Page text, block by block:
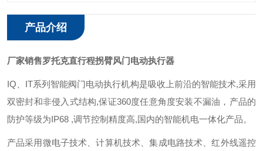
产品介绍
厂家销售罗托克直行程拐臂风门电动执行器
IQ、IT系列智能阀门电动执行机构是吸收上前沿的智能技术,采用
双密封和非侵入式结构,保证360度任意角度安装不漏油，产品的
防护等级为IP68 ,调节控制精度高,国内的智能机电一体化产品。
产品采用微电子技术、计算机技术、集成电路技术、红外线遥控